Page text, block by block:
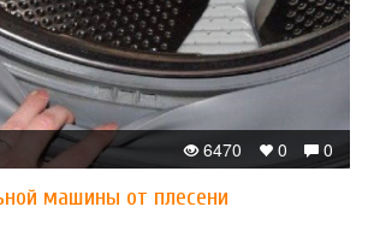
0
0
6470
машины от плесени